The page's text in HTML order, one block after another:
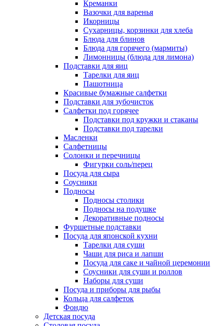
Креманки
Вазочки для варенья
Икорницы
Сухарницы, корзинки для хлеба
Блюда для блинов
Блюда для горячего (мармиты)
Лимонницы (блюда для лимона)
Подставки для яиц
Тарелки для яиц
Пашотница
Красивые бумажные салфетки
Подставки для зубочисток
Салфетки под горячее
Подставки под кружки и стаканы
Подставки под тарелки
Масленки
Салфетницы
Солонки и перечницы
Фигурки соль/перец
Посуда для сыра
Соусники
Подносы
Подносы столики
Подносы на подушке
Декоративные подносы
Фуршетные подставки
Посуда для японской кухни
Тарелки для суши
Чаши для риса и лапши
Посуда для саке и чайной церемонии
Соусники для суши и роллов
Наборы для суши
Посуда и приборы для рыбы
Кольца для салфеток
Фондю
Детская посуда